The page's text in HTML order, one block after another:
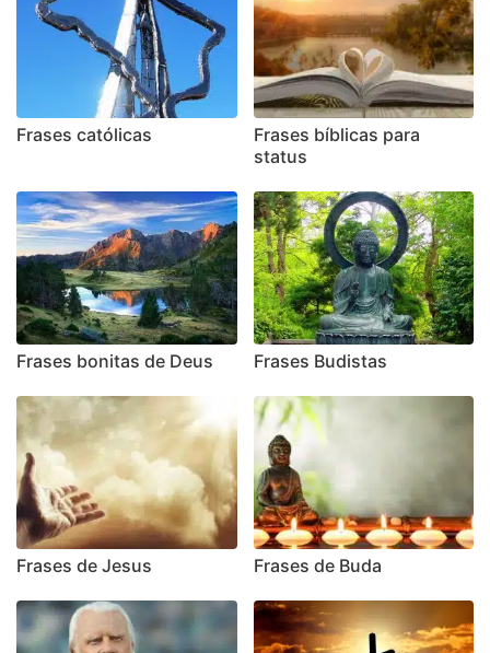
Frases católicas
Frases bíblicas para
status
Frases bonitas de Deus Frases Budistas
Frases de Jesus Frases de Buda